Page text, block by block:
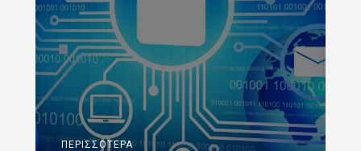
ΠΕΡΙΣΣΌΤΕΡΑ